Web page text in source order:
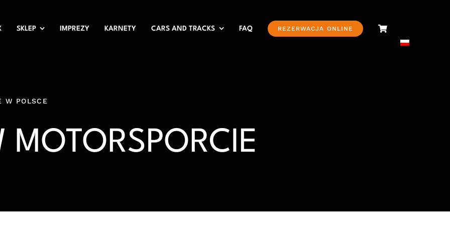
SKLEP IMPREZY KARNETY CARS AND TRACKS FAQ REZERWACJA ONLINE
W POLSCE
MOTORSPORCIE